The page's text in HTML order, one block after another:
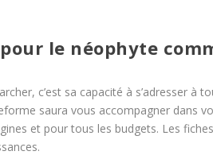
le néophyte
c’est sa capacité à s’adresser
saura vous accompagner dans
et pour tous les budgets. Les